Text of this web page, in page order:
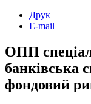
Друк
E-mail
ОПП
банківська
фондовий